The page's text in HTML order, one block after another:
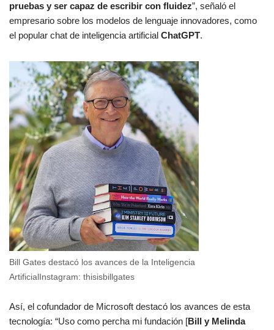
pruebas y ser capaz de escribir con fluidez”, señaló el
empresario sobre los modelos de lenguaje innovadores, como
el popular chat de inteligencia artificial ChatGPT.
Bill Gates destacó los avances de la Inteligencia
ArtificialInstagram: thisisbillgates
Así, el cofundador de Microsoft destacó los avances de esta
tecnología: “Uso como percha mi fundación [Bill y Melinda